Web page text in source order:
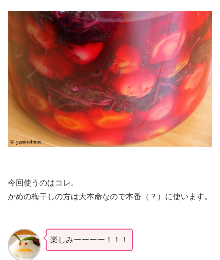
今回使うのはコレ。
かめの梅干しの方は大本命なので本番（？）に使います。
楽しみーーーー！！！